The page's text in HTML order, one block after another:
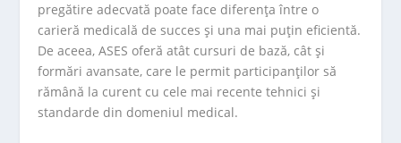
pregătire adecvată poate face diferența între o
carieră medicală de succes și una mai puțin eficientă.
De aceea, ASES oferă atât cursuri de bază, cât și
formări avansate, care le permit participanților să
rămână la curent cu cele mai recente tehnici și
standarde din domeniul medical.